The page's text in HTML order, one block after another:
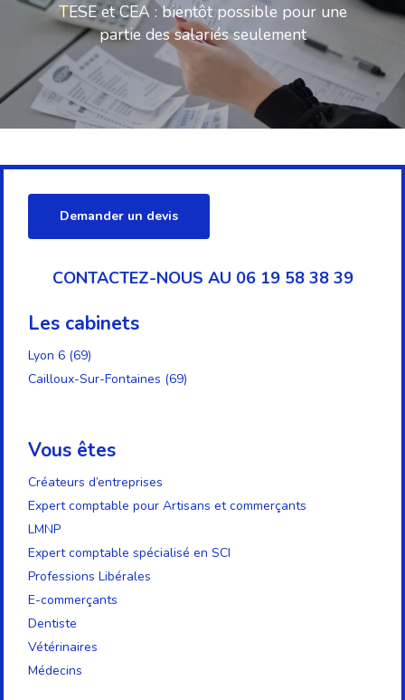
TESE et CEA : bientôt possible pour une
partie des salariés seulement
Demander un devis
CONTACTEZ-NOUS AU 06 19 58 38 39
Les cabinets
Lyon 6 (69)
Cailloux-Sur-Fontaines (69)
Vous êtes
Créateurs d’entreprises
Expert comptable pour Artisans et commerçants
LMNP
Expert comptable spécialisé en SCI
Professions Libérales
E-commerçants
Dentiste
Vétérinaires
Médecins